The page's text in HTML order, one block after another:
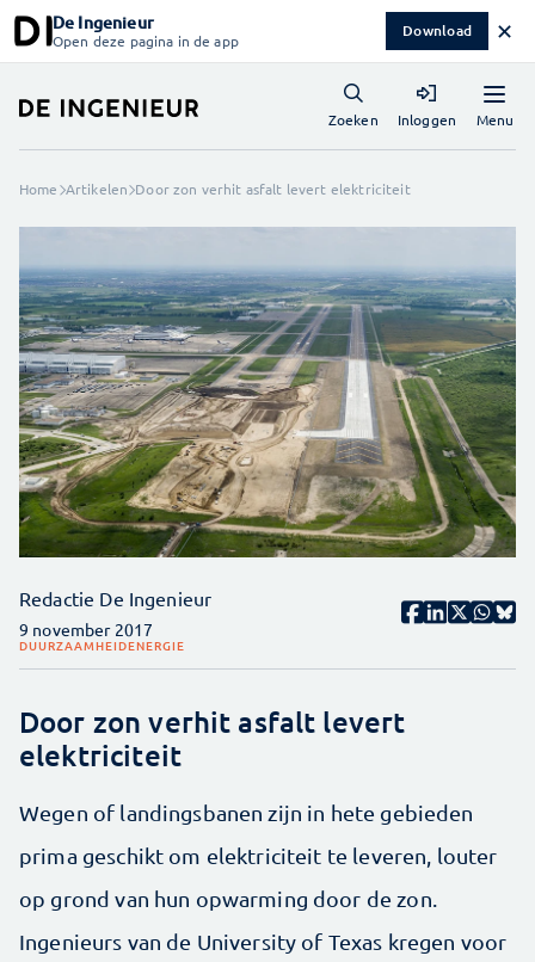
De Ingenieur
Open deze pagina in de app Download ✕
Menu
Zoeken Inloggen
Home Artikelen Door zon verhit asfalt levert elektriciteit
Redactie De Ingenieur
9 november 2017
DUURZAAMHEIDENERGIE
Door zon verhit asfalt levert
elektriciteit
Wegen of landingsbanen zijn in hete gebieden
prima geschikt om elektriciteit te leveren, louter
op grond van hun opwarming door de zon.
Ingenieurs van de University of Texas kregen voor